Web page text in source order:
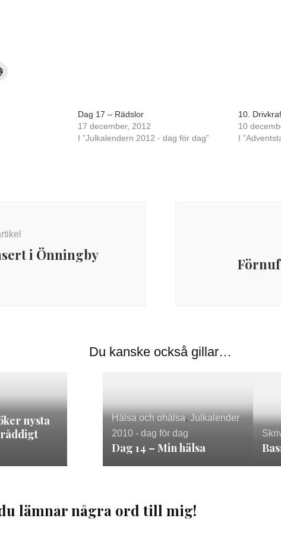
Dag 17 – Rädslor
17 december, 2012
I ”Julkalendern 2012 - dag för dag”
10.
10
I
i Önningby
Du kanske också gillar…
nysta
Hälsa och ohälsa,Julkalender
2010 - dag för dag
Dag 14 – Min hälsa
lämnar några ord till mig!